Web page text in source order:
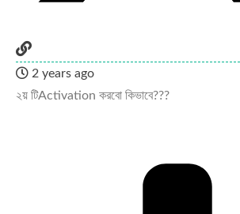
2 years ago
২য় টিActivation করবো কিভাবে???